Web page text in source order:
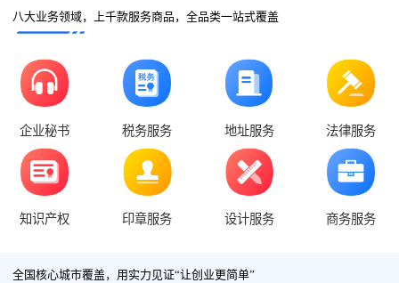
八大业务领域，上千款服务商品，全品类一站式覆盖
企业秘书 税务服务 地址服务 法律服务
知识产权 印章服务 设计服务 商务服务
全国核心城市覆盖，用实力见证“让创业更简单”